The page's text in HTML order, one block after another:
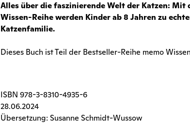
Alles über die faszinierende Welt der Katzen: Mit
Wissen-Reihe werden Kinder ab 8 Jahren zu
Katzenfamilie.
Dieses Buch ist Teil der Bestseller-Reihe memo
ISBN 978-3-8310-4935-6
28.06.2024
Übersetzung: Susanne Schmidt-Wussow